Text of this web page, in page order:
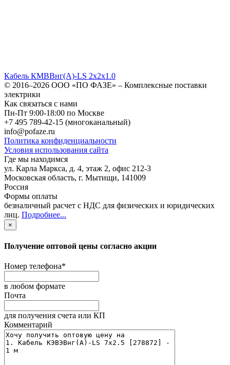
Кабель КМВВнг(A)-LS 2х2х1.0
© 2016–2026 ООО «ПО ФАЗЕ» – Комплексные поставки
электрики
Как связаться с нами
Пн-Пт 9:00-18:00 по Москве
+7 495 789-42-15 (многоканальный)
info@pofaze.ru
Политика конфиденциальности
Условия использования сайта
Где мы находимся
ул. Карла Маркса, д. 4, этаж 2, офис 212-3
Московская область, г. Мытищи, 141009
Россия
Формы оплаты
безналичный расчет с НДС для физических и юридических
лиц. Подробнее...
×
Получение оптовой цены согласно акции
Номер телефона*
в любом формате
Почта
для получения счета или КП
Комментарий